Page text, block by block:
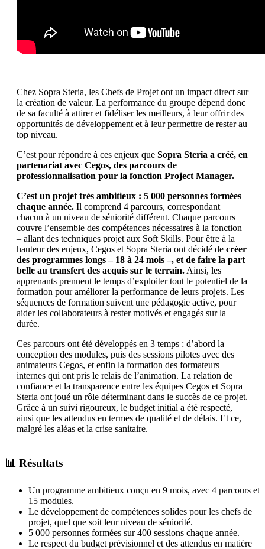
Chez Sopra Steria, les Chefs de Projet ont un impact direct sur
la création de valeur. La performance du groupe dépend donc
de sa faculté à attirer et fidéliser les meilleurs, à leur offrir des
opportunités de développement et à leur permettre de rester au
top niveau.
C’est pour répondre à ces enjeux que Sopra Steria a créé, en
partenariat avec Cegos, des parcours de
professionnalisation pour la fonction Project Manager.
C’est un projet très ambitieux : 5 000 personnes formées
chaque année. Il comprend 4 parcours, correspondant
chacun à un niveau de séniorité différent. Chaque parcours
couvre l’ensemble des compétences nécessaires à la fonction
– allant des techniques projet aux Soft Skills. Pour être à la
hauteur des enjeux, Cegos et Sopra Steria ont décidé de créer
des programmes longs – 18 à 24 mois –, et de faire la part
belle au transfert des acquis sur le terrain.Ainsi, les
apprenants prennent le temps d’exploiter tout le potentiel de la
formation pour améliorer la performance de leurs projets. Les
séquences de formation suivent une pédagogie active, pour
aider les collaborateurs à rester motivés et engagés sur la
durée.
Ces parcours ont été développés en 3 temps : d’abord la
conception des modules, puis des sessions pilotes avec des
animateurs Cegos, et enfin la formation des formateurs
internes qui ont pris le relais de l’animation. La relation de
confiance et la transparence entre les équipes Cegos et Sopra
Steria ont joué un rôle déterminant dans le succès de ce projet.
Grâce à un suivi rigoureux, le budget initial a été respecté,
ainsi que les attendus en termes de qualité et de délais. Et ce,
malgré les aléas et la crise sanitaire.
📊 Résultats
Un programme ambitieux conçu en 9 mois, avec 4 parcours et
15 modules.
Le développement de compétences solides pour les chefs de
projet, quel que soit leur niveau de séniorité.
5 000 personnes formées sur 400 sessions chaque année.
Le respect du budget prévisionnel et des attendus en matière